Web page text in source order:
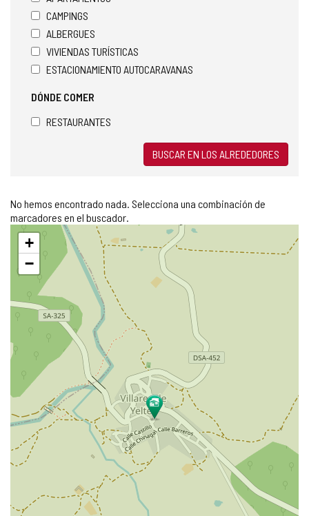
CAMPINGS
ALBERGUES
VIVIENDAS TURÍSTICAS
ESTACIONAMIENTO AUTOCARAVANAS
DÓNDE COMER
RESTAURANTES
BUSCAR EN LOS ALREDEDORES
No hemos encontrado nada. Selecciona una combinación de
marcadores en el buscador.
Saltar
mapa
+
−